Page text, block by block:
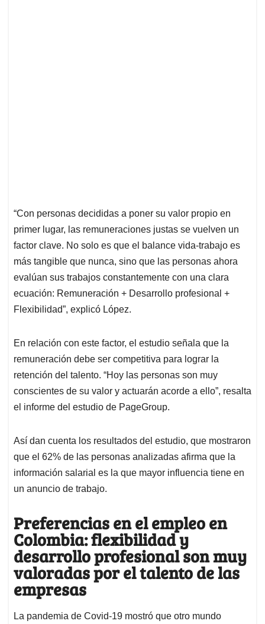
“Con personas decididas a poner su valor propio en
primer lugar, las remuneraciones justas se vuelven un
factor clave. No solo es que el balance vida-trabajo es
más tangible que nunca, sino que las personas ahora
evalúan sus trabajos constantemente con una clara
ecuación: Remuneración + Desarrollo profesional +
Flexibilidad”, explicó López.
En relación con este factor, el estudio señala que la
remuneración debe ser competitiva para lograr la
retención del talento. “Hoy las personas son muy
conscientes de su valor y actuarán acorde a ello”, resalta
el informe del estudio de PageGroup.
Así dan cuenta los resultados del estudio, que mostraron
que el 62% de las personas analizadas afirma que la
información salarial es la que mayor influencia tiene en
un anuncio de trabajo.
Preferencias en el empleo en
Colombia: flexibilidad y
desarrollo profesional son muy
valoradas por el talento de las
empresas
La pandemia de Covid-19 mostró que otro mundo